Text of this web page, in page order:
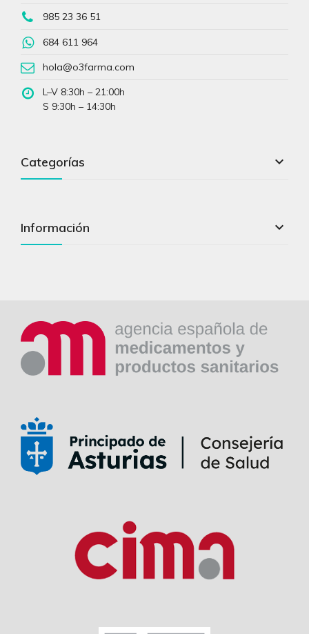
985 23 36 51
684 611 964
hola@o3farma.com
L–V 8:30h – 21:00h
S 9:30h – 14:30h
Categorías 
Información 